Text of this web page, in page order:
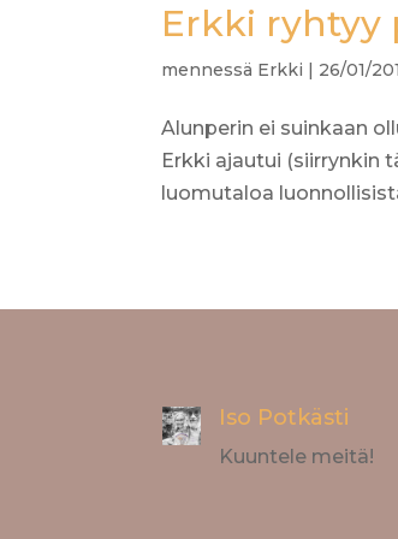
Erkki ryhtyy
mennessä Erkki | 26/01/
Alunperin ei suinkaan
Erkki ajautui (siirrynkin
luomutaloa
Iso Potkästi
Kuuntele meitä!